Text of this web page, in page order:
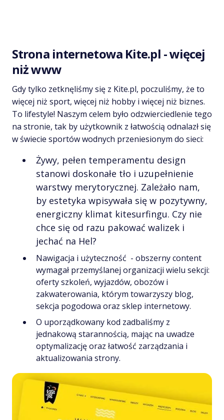
Strona internetowa Kite.pl - więcej
niż www
Gdy tylko zetknęliśmy się z Kite.pl, poczuliśmy, że to
więcej niż sport, więcej niż hobby i więcej niż biznes.
To lifestyle! Naszym celem było odzwierciedlenie tego
na stronie, tak by użytkownik z łatwością odnalazł się
w świecie sportów wodnych przeniesionym do sieci:
Żywy, pełen temperamentu design
stanowi doskonałe tło i uzupełnienie
warstwy merytorycznej. Zależało nam,
by estetyka wpisywała się w pozytywny,
energiczny klimat kitesurfingu. Czy nie
chce się od razu pakować walizek i
jechać na Hel?
Nawigacja i użyteczność - obszerny content
wymagał przemyślanej organizacji wielu sekcji:
oferty szkoleń, wyjazdów, obozów i
zakwaterowania, którym towarzyszy blog,
sekcja pogodowa oraz sklep internetowy.
O uporządkowany kod zadbaliśmy z
jednakową starannością, mając na uwadze
optymalizację oraz łatwość zarządzania i
aktualizowania strony.